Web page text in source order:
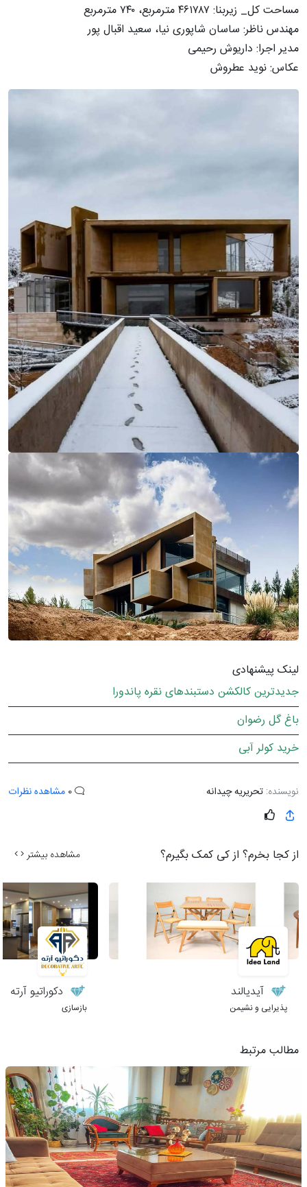
مساحت کل_ زیربنا: ۴۶۱۷۸۷ مترمربع، ۷۴۰ مترمربع
مهندس ناظر: ساسان شاپوری نیا، سعید اقبال پور
مدیر اجرا: داریوش رحیمی
عکاس: نوید عطروش
لینک پیشنهادی
جدیدترین کالکشن دستبندهای نقره پاندورا
باغ گل رضوان
خرید کولر آبی
نویسنده: تحریریه چیدانه مشاهده نظرات
از کجا بخرم؟ از کی کمک بگیرم؟ مشاهده بیشتر
آیدیالند
پذیرایی و نشیمن
دکوراتیو آرته
بازسازی
مطالب مرتبط